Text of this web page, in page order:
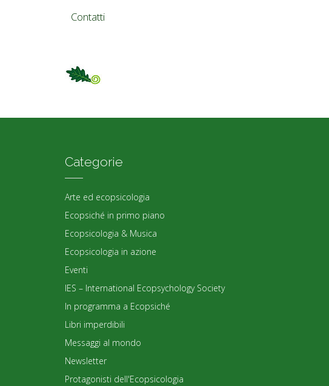
Contatti
Categorie
Arte ed ecopsicologia
Ecopsiché in primo piano
Ecopsicologia & Musica
Ecopsicologia in azione
Eventi
IES – International Ecopsychology Society
In programma a Ecopsiché
Libri imperdibili
Messaggi al mondo
Newsletter
Protagonisti dell'Ecopsicologia